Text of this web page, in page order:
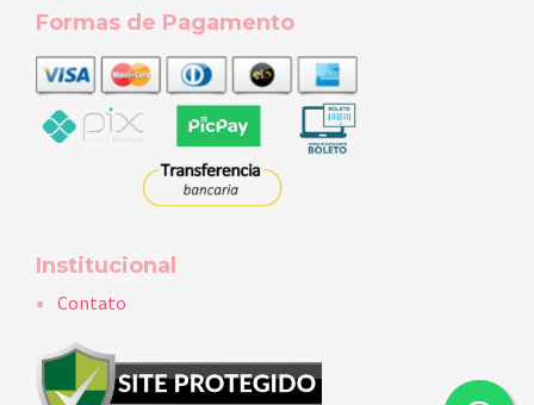
Formas de Pagamento
Institucional
Contato